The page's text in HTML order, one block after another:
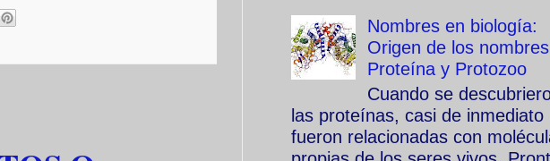
Nombres en biología:
Origen de los nombres
Proteína y Protozoo
Cuando se
las proteínas, casi de inmediato
fueron relacionadas con